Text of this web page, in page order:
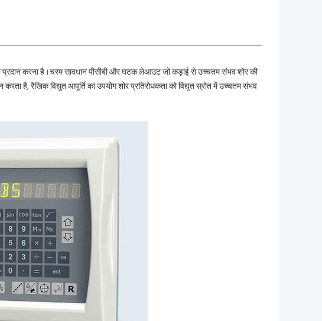
प्रदान करना है।चरम सावधान पीसीबी और घटक लेआउट जो कड़ाई से उच्चतम संभव शोर की
करता है, रैखिक विद्युत आपूर्ति का उपयोग शोर प्रतिरोधकता को विद्युत स्रोत में उच्चतम संभव